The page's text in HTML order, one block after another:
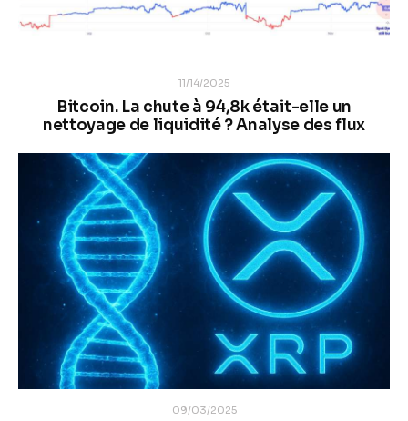
11/14/2025
Bitcoin. La chute à 94,8k était-elle un
nettoyage de liquidité ? Analyse des flux
09/03/2025